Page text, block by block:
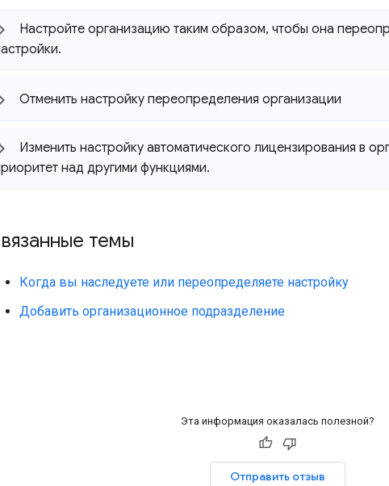
Настройте организацию таким образом, чтобы она
.
Отменить настройку переопределения организации
Изменить настройку автоматического лицензирования в
над другими функциями.
темы
Когда вы наследуете или переопределяете настройку
Добавить организационное подразделение
Эта информация оказалась полезной?
Отправить отзыв